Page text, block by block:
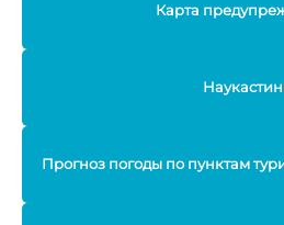
Карта
Прогноз погоды по пунктам